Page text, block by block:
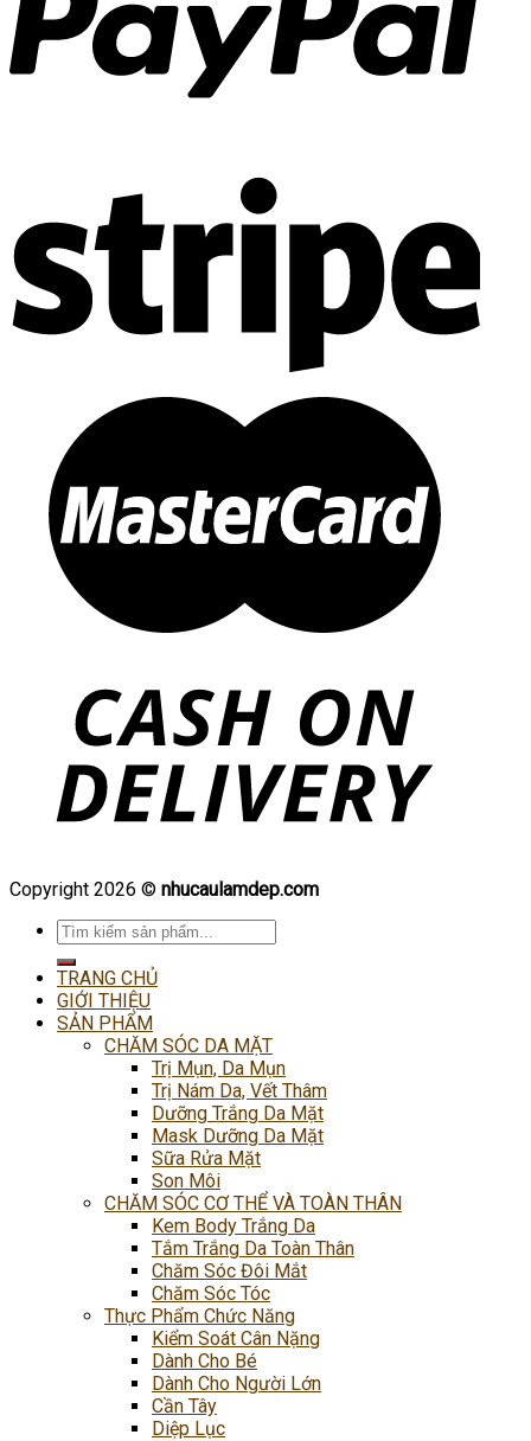
Copyright 2026 © nhucaulamdep.com
Tìm
kiếm:
TRANG CHỦ
GIỚI THIỆU
SẢN PHẨM
CHĂM SÓC DA MẶT
Trị Mụn, Da Mụn
Trị Nám Da, Vết Thâm
Dưỡng Trắng Da Mặt
Mask Dưỡng Da Mặt
Sữa Rửa Mặt
Son Môi
CHĂM SÓC CƠ THỂ VÀ TOÀN THÂN
Kem Body Trắng Da
Tắm Trắng Da Toàn Thân
Chăm Sóc Đôi Mắt
Chăm Sóc Tóc
Thực Phẩm Chức Năng
Kiểm Soát Cân Nặng
Dành Cho Bé
Dành Cho Người Lớn
Cần Tây
Diệp Lục